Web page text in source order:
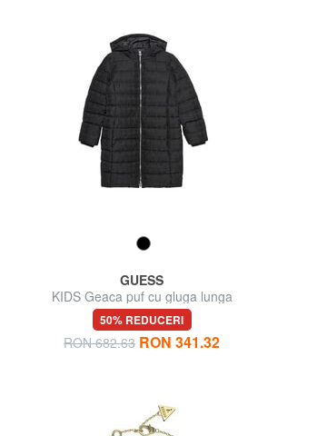
GUESS
KIDS Geaca puf cu gluga lunga
50% REDUCERI
RON 682.63 RON 341.32